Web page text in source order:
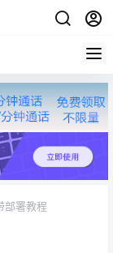
部署教程